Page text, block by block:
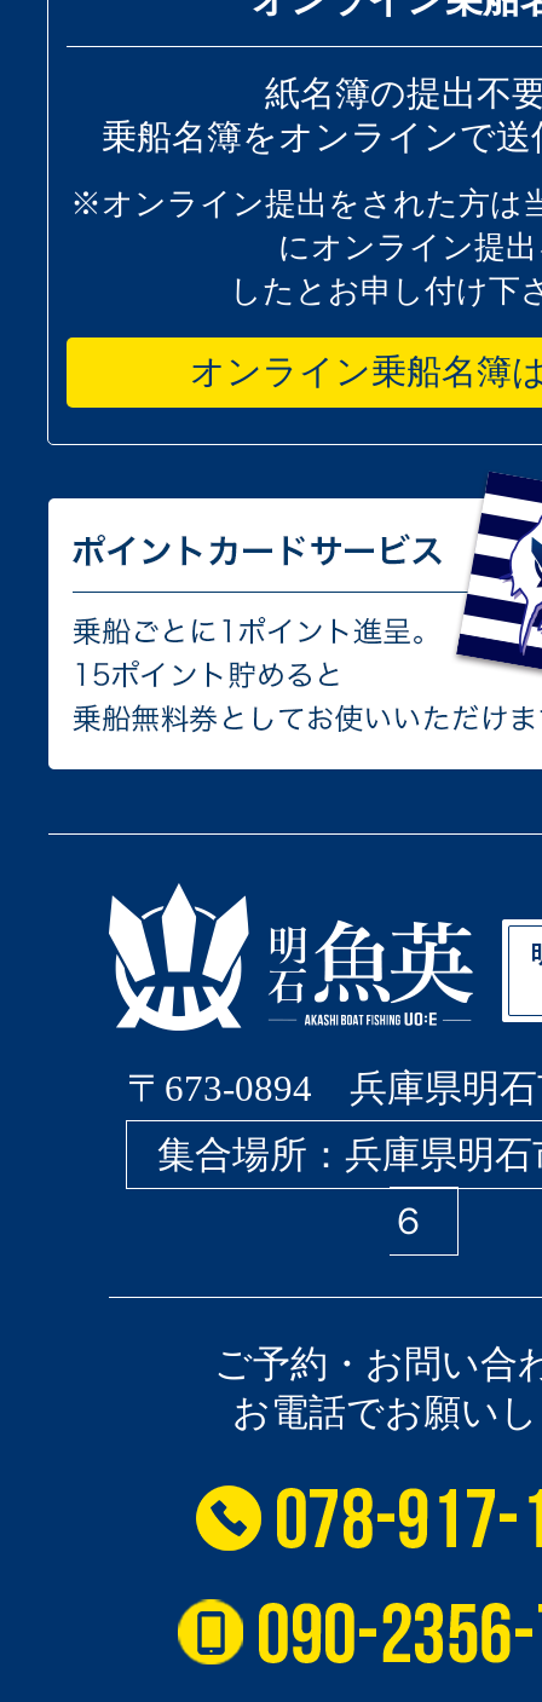
紙名簿の提出不
乗船名簿をオンラインで
※オンライン提出をされた方は
にオンライン提
したとお申し付け下
オンライン乗船名簿
〒673-0894 兵庫県明石
集合場所：兵庫県明
６
ご予約・お問い合
お電話でお願い